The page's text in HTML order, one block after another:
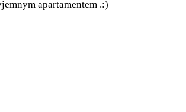
apartamentem .:)